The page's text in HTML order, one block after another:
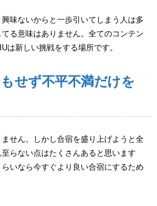
味ないからと一歩引いてしまう人は多
る意味はありません。全てのコンテン
は新しい挑戦をする場所です。
せず不平不満だけを
せん。しかし合宿を盛り上げようと全
らない点はたくさんあると思います
いなら今すぐより良い合宿にするため